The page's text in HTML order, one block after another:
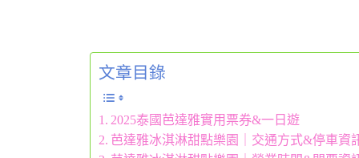
文章目錄
2025泰國芭達雅實用票券&一日遊
芭達雅冰淇淋甜點樂園｜交通方式&停車資